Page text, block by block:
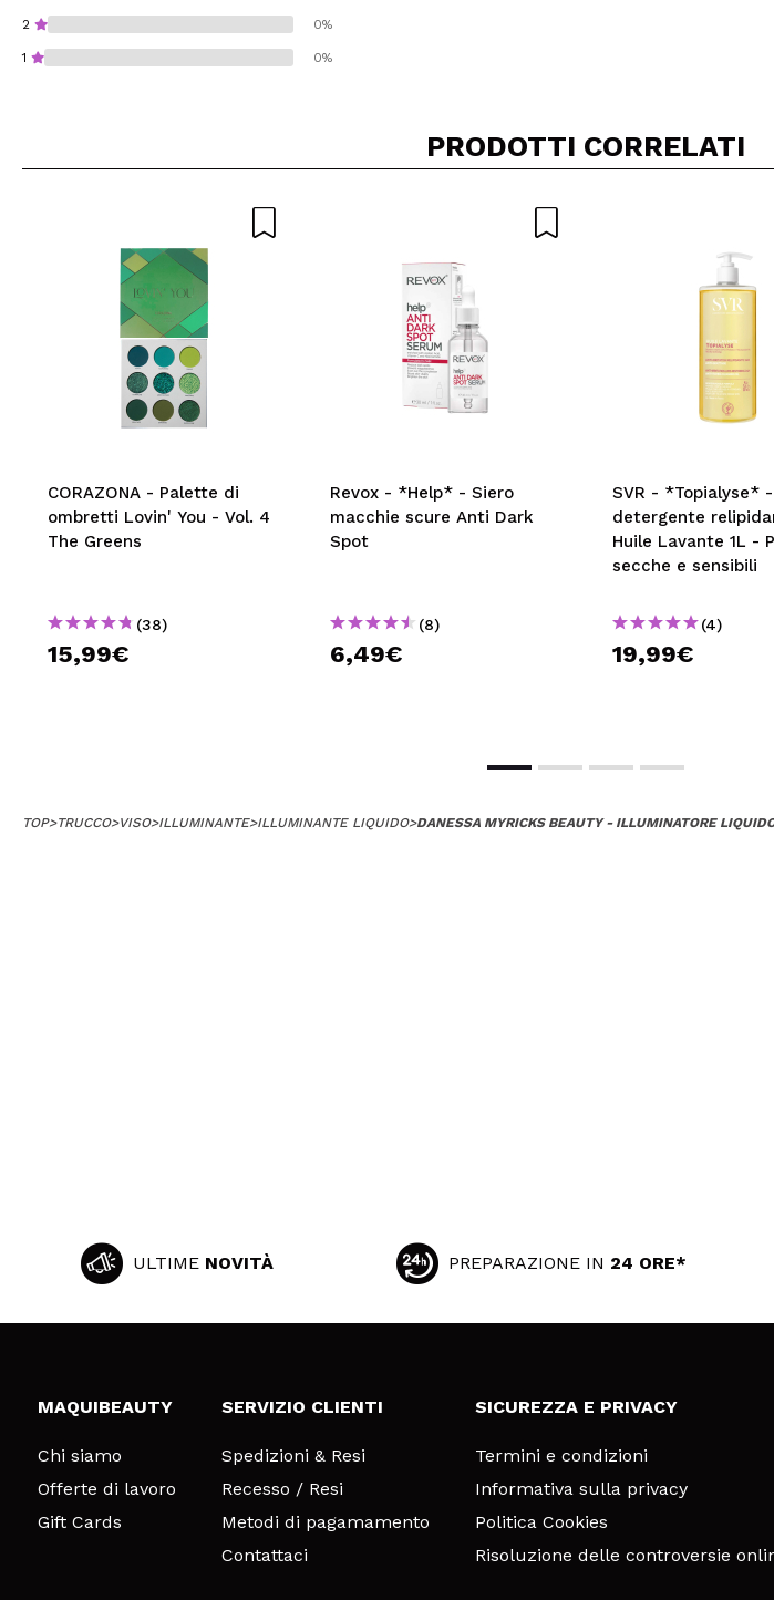
2 0%
1 0%
PRODOTTI CORRELATI
CORAZONA - Palette di
ombretti Lovin' You - Vol. 4
The Greens
(38)
15,99€
Revox - *Help* - Siero
macchie scure Anti Dark
Spot
(8)
6,49€
SVR - *Topialyse*
detergente
Huile Lavante 1L -
secche e sensibili
(4)
19,99€
TOP>TRUCCO>VISO>ILLUMINANTE>ILLUMINANTE LIQUIDO>DANESSA MYRICKS BEAUTY - ILLUMINATORE
ULTIME NOVITÀ PREPARAZIONE IN 24 ORE*
MAQUIBEAUTY
Chi siamo
Offerte di lavoro
Gift Cards
SERVIZIO CLIENTI
Spedizioni & Resi
Recesso / Resi
Metodi di pagamamento
Contattaci
SICUREZZA E PRIVACY
Termini e condizioni
Informativa sulla privacy
Politica Cookies
Risoluzione delle controversie